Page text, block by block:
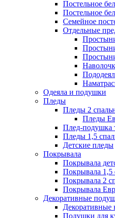
Постельное
Постельное
Семейное
Отдельные
Одеяла и подушки
Пледы
Пледы 2
Пледы
Плед-подушка
Пледы 1,5
Детские пледы
Покрывала
Покрывала
Покрывала 1,5
Покрывала 2
Покрывала
Декоративные
Декоративные
Подушки для